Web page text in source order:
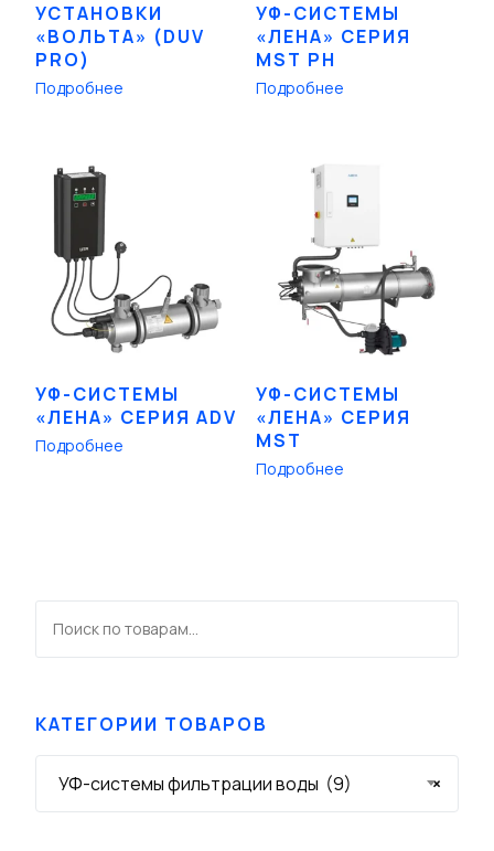
УСТАНОВКИ
«ВОЛЬТА» (DUV
PRO)
Подробнее
УФ-СИСТЕМЫ
«ЛЕНА» СЕРИЯ
MST PH
Подробнее
УФ-СИСТЕМЫ
«ЛЕНА» СЕРИЯ ADV
Подробнее
УФ-СИСТЕМЫ
«ЛЕНА» СЕРИЯ
MST
Подробнее
КАТЕГОРИИ ТОВАРОВ
×
УФ-системы фильтрации воды (9)